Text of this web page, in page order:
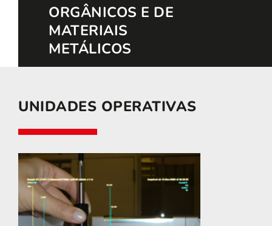
ORGÂNICOS E DE
MATERIAIS
METÁLICOS
UNIDADES OPERATIVAS